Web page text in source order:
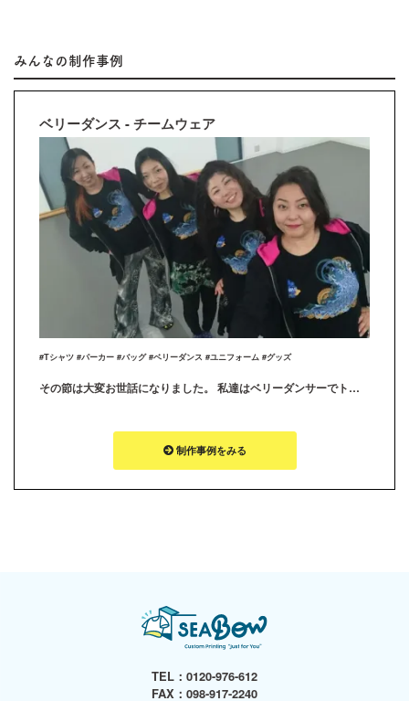
みんなの制作事例
ベリーダンス - チームウェア
#Tシャツ #パーカー #バッグ #ベリーダンス #ユニフォーム #グッズ
その節は大変お世話になりました。 私達はベリーダンサーでトライバルユニット『BOMBA!!!』と言います。 年末忙しい時期に注文したのにも関わらず、年内に納品して頂きありがとうございました。とても素敵なグッズに仕上がり大満足です！ また機会がありましたら、よろしくお願いいたします
制作事例をみる
TEL： 0120-976-612
FAX：098-917-2240